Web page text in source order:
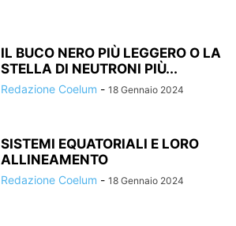
IL BUCO NERO PIÙ LEGGERO O LA
STELLA DI NEUTRONI PIÙ...
Redazione Coelum - 18 Gennaio 2024
SISTEMI EQUATORIALI E LORO
ALLINEAMENTO
Redazione Coelum - 18 Gennaio 2024